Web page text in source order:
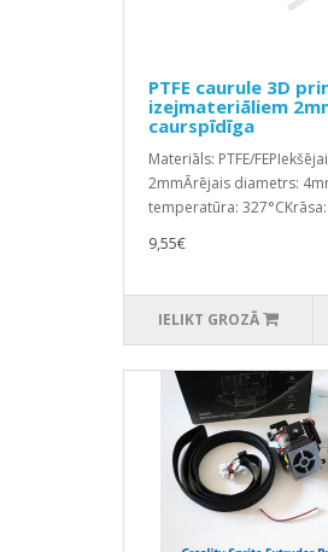
PTFE caurule 3D
izejmateriāliem
caurspīdīga
Materiāls: PTFE/
2mmĀrējais diametrs:
temperatūra:
9,55€
IELIKT GROZĀ